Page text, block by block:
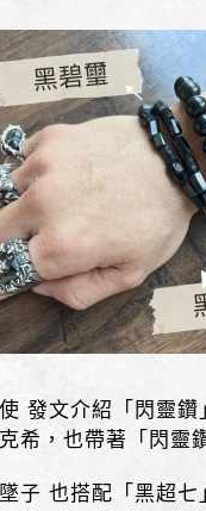
發文介紹「閃靈鑽
希，也帶著「閃靈
子 也搭配「黑超七